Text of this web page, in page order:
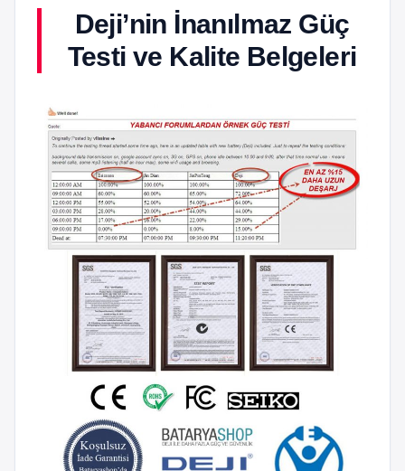
Deji’nin İnanılmaz Güç
Testi ve Kalite Belgeleri